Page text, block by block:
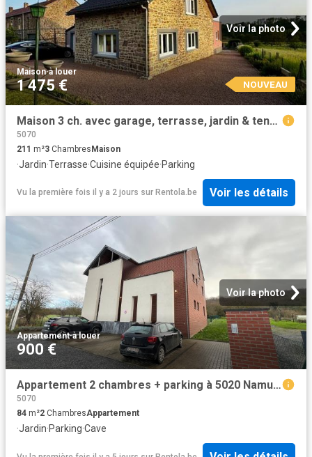
Voir la photo
Maison·à louer
1 475 € NOUVEAU
Maison 3 ch. avec garage, terrasse, jardin & tennis à Biesme
5070
211 m²3 ChambresMaison
·Jardin·Terrasse·Cuisine équipée·Parking
Vu la première fois il y a 2 jours sur Rentola.be Voir les détails
Voir la photo
Appartement·à louer
900 €
Appartement 2 chambres + parking à 5020 Namur Malonne • Loyer: 900 €
5070
84 m²2 ChambresAppartement
·Jardin·Parking·Cave